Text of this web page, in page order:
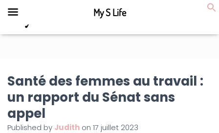
É
R
Santé des femmes au travail :
un rapport du Sénat sans
appel
Published by Judith on 17 juillet 2023
My S Life